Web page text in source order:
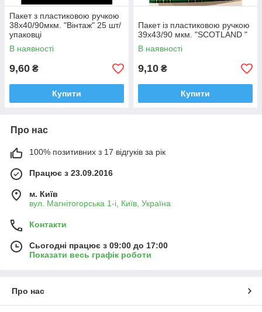
Пакет з пластиковою ручкою
38х40/90мкм. "Вінтаж" 25 шт/
упаковці
В наявності
9,60 ₴
Купити
Пакет із пластиковою ручкою
39х43/90 мкм. "SCOTLAND "
В наявності
9,10 ₴
Купити
Про нас
100% позитивних з 17 відгуків за рік
Працює з 23.09.2016
м. Київ
вул. Магнітогорська 1-і, Київ, Україна
Контакти
Сьогодні працює з 09:00 до 17:00
Показати весь графік роботи
Про нас